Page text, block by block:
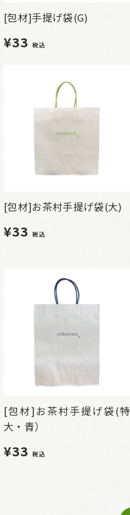
[包材]手提げ袋(G)
¥33税込
[包材]お茶村手提げ袋(大)
¥33税込
[包材]お茶村手提げ袋(特
大・青）
¥33税込